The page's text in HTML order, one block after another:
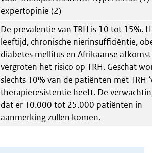
expertopinie (2)
De prevalentie van TRH is 10 tot 15%.
leeftijd, chronische nierinsufficiëntie,
diabetes mellitus en Afrikaanse afkomst
vergroten het risico op TRH. Geschat
slechts 10% van de patiënten met TRH
therapieresistentie heeft. De
dat er 10.000 tot 25.000 patiënten in
aanmerking zullen komen.